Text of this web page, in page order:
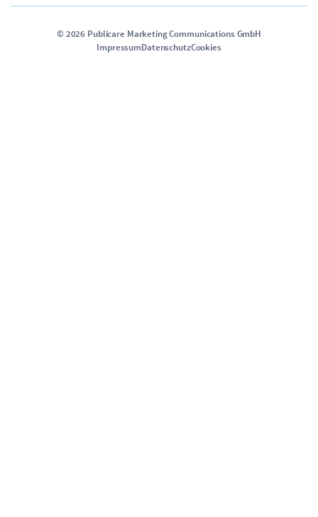
© 2026 Publicare Marketing Communications GmbH
ImpressumDatenschutzCookies